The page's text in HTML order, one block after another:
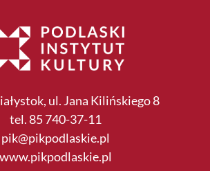
ul. Jana Kilińskiego 8
tel. 85 740-37-11
pik@pikpodlaskie.pl
www.pikpodlaskie.pl